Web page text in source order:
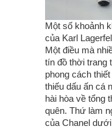
Một số khoảnh
của Karl
Một điều mà
tín đồ thời trang
phong cách
thiếu dấu ấn cá
hài hòa về tổng
quên. Thứ làm
của Chanel